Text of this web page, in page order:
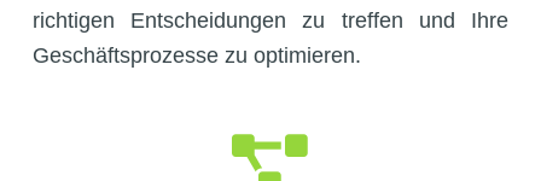
richtigen Entscheidungen zu treffen und Ihre
Geschäftsprozesse zu optimieren.